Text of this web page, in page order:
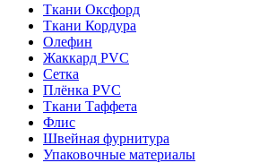
Ткани Оксфорд
Ткани Кордура
Олефин
Жаккард PVC
Сетка
Плёнка PVC
Ткани Таффета
Флис
Швейная фурнитура
Упаковочные материалы